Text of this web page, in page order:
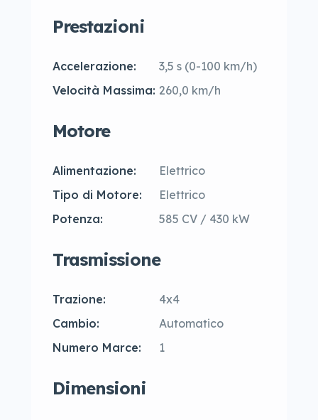
Prestazioni
Accelerazione:
3,5 s (0-100 km/h)
Velocità Massima: 260,0 km/h
Motore
Alimentazione:
Elettrico
Tipo di Motore:
Elettrico
Potenza:
585 CV / 430 kW
Trasmissione
Trazione:
4x4
Cambio:
Automatico
Numero Marce:
1
Dimensioni